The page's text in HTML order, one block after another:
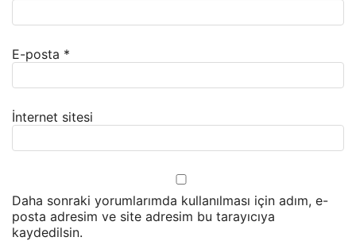
E-posta *
İnternet sitesi
Daha sonraki yorumlarımda kullanılması için adım, e-
posta adresim ve site adresim bu tarayıcıya
kaydedilsin.